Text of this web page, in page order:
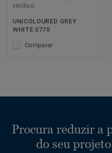
vinílico
UNICOLOURED GREY
WHITE 0770
Comparar
Procura reduzir a
do seu